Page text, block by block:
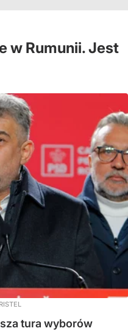
w Rumunii. Jest
tura wyborów